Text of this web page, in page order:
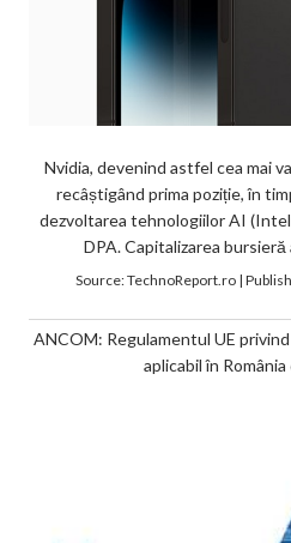
Nvidia, devenind astfel cea mai
recâștigând prima poziție, în
dezvoltarea tehnologiilor AI
DPA. Capitalizarea bursieră
Source:TechnoReport.ro|
ANCOM: Regulamentul UE
aplicabil în